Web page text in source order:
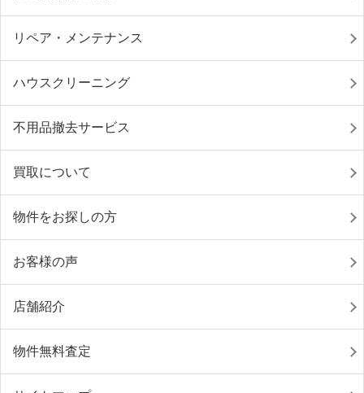
リペア・メンテナンス
ハウスクリーニング
不用品撤去サービス
買取について
物件をお探しの方
お客様の声
店舗紹介
物件無料査定